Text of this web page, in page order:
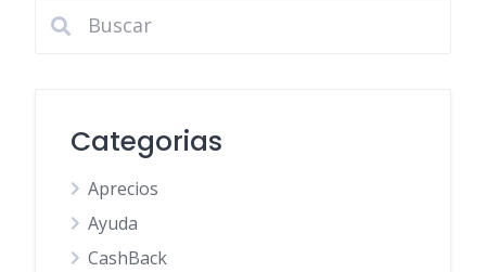
Categorias
Aprecios
Ayuda
CashBack